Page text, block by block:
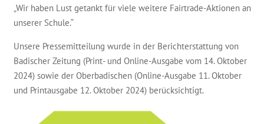
„Wir haben Lust getankt für viele weitere Fairtrade-Aktionen an
unserer Schule.“
Unsere Pressemitteilung wurde in der Berichterstattung von
Badischer Zeitung (Print- und Online-Ausgabe vom 14. Oktober
2024) sowie der Oberbadischen (Online-Ausgabe 11. Oktober
und Printausgabe 12. Oktober 2024) berücksichtigt.